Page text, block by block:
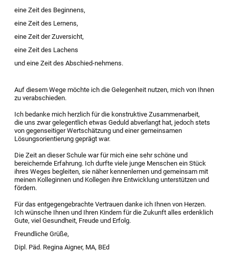
eine Zeit des Beginnens,
eine Zeit des Lernens,
eine Zeit der Zuversicht,
eine Zeit des Lachens
und eine Zeit des Abschied-nehmens.
Auf diesem Wege möchte ich die Gelegenheit nutzen, mich von Ihnen
zu verabschieden.
Ich bedanke mich herzlich für die konstruktive Zusammenarbeit,
die uns zwar gelegentlich etwas Geduld abverlangt hat, jedoch stets
von gegenseitiger Wertschätzung und einer gemeinsamen
Lösungsorientierung geprägt war.
Die Zeit an dieser Schule war für mich eine sehr schöne und
bereichernde Erfahrung. Ich durfte viele junge Menschen ein Stück
ihres Weges begleiten, sie näher kennenlernen und gemeinsam mit
meinen Kolleginnen und Kollegen ihre Entwicklung unterstützen und
fördern.
Für das entgegengebrachte Vertrauen danke ich Ihnen von Herzen.
Ich wünsche Ihnen und Ihren Kindern für die Zukunft alles erdenklich
Gute, viel Gesundheit, Freude und Erfolg.
Freundliche Grüße,
Dipl. Päd. Regina Aigner, MA, BEd